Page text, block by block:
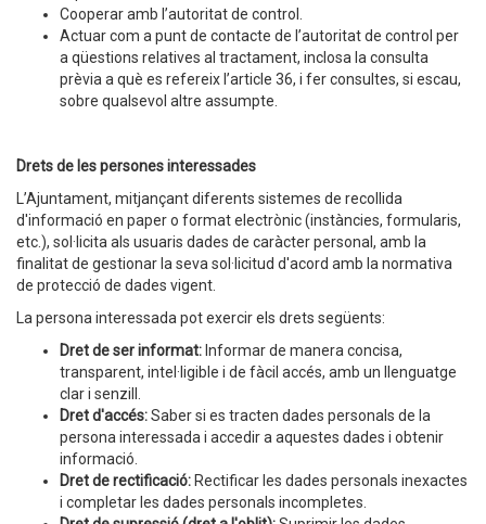
Cooperar amb l’autoritat de control.
Actuar com a punt de contacte de l’autoritat de control per
a qüestions relatives al tractament, inclosa la consulta
prèvia a què es refereix l’article 36, i fer consultes, si escau,
sobre qualsevol altre assumpte.
Drets de les persones interessades
L’Ajuntament, mitjançant diferents sistemes de recollida
d'informació en paper o format electrònic (instàncies, formularis,
etc.), sol·licita als usuaris dades de caràcter personal, amb la
finalitat de gestionar la seva sol·licitud d'acord amb la normativa
de protecció de dades vigent.
La persona interessada pot exercir els drets següents:
Dret de ser informat: Informar de manera concisa,
transparent, intel·ligible i de fàcil accés, amb un llenguatge
clar i senzill.
Dret d'accés:Saber si es tracten dades personals de la
persona interessada i accedir a aquestes dades i obtenir
informació.
Dret de rectificació: Rectificar les dades personals inexactes
i completar les dades personals incompletes.